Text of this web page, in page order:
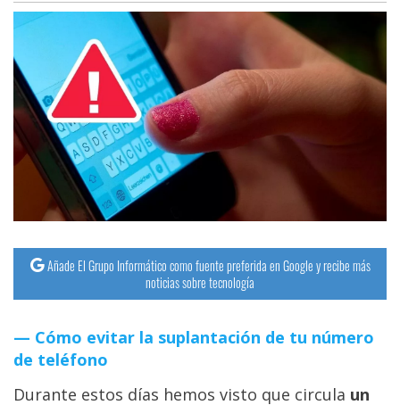
Añade El Grupo Informático como fuente preferida en Google y recibe más
noticias sobre tecnología
Cómo evitar la suplantación de tu número
de teléfono
Durante estos días hemos visto que circula un